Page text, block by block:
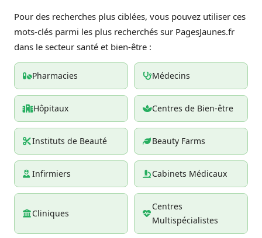
Pour des recherches plus ciblées, vous pouvez utiliser ces
mots-clés parmi les plus recherchés sur PagesJaunes.fr
dans le secteur santé et bien-être :
Pharmacies Médecins
Hôpitaux Centres de Bien-être
Instituts de Beauté Beauty Farms
Infirmiers Cabinets Médicaux
Cliniques
Centres
Multispécialistes